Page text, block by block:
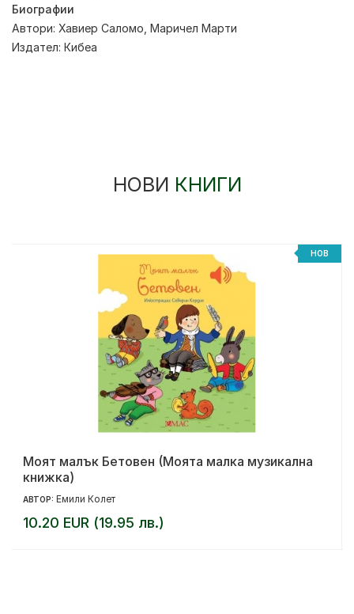
Биографии
Автори: Хавиер Саломо Маричел Марти
Издател: Кибеа
НОВИ КНИГИ
НОВ
Моят малък Бетовен (Моята малка музикална
книжка)
АВТОР: Емили Колет
10.20 EUR (19.95 лв.)